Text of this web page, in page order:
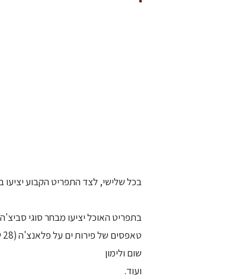
בכל שלישי, לצד התפריט הקבוע יציעו
בתפריט האוכל יציעו מבחר סוגי סביצ'ה מדגי ים
שום ולימון
ועוד.